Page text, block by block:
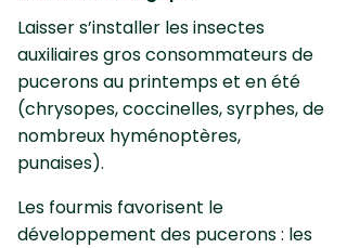
Laisser s’installer les insectes
auxiliaires gros consommateurs de
pucerons au printemps et en été
(chrysopes, coccinelles, syrphes, de
nombreux hyménoptères,
punaises).
Les fourmis favorisent le
développement des pucerons : les